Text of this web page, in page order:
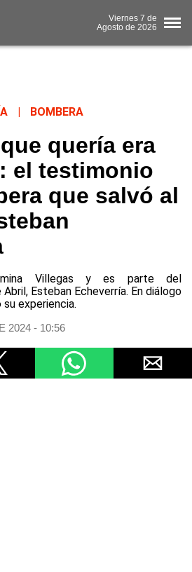
Viernes 7 de
Agosto de 2026
BOMBERA
quería era
el testimonio
que salvó al
Villegas y es parte del
Esteban Echeverría. En diálogo
su experiencia.
2024 - 10:56